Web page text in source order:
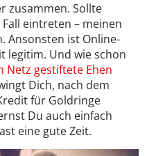
zusammen. Sollte
eintreten – meinen
Ansonsten ist Online-
legitim. Und wie schon
Netz gestiftete Ehen
Dich, nach dem
für Goldringe
Du auch einfach
eine gute Zeit.